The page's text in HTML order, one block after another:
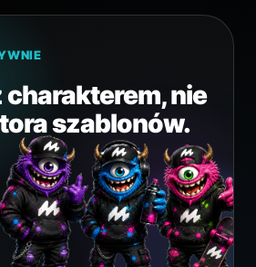
charakterem, nie
szablonów.